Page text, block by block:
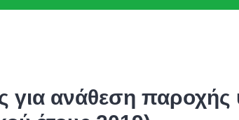
για ανάθεση